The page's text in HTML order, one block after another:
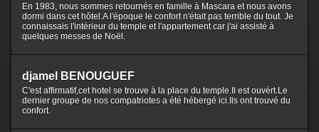
En 1983, nous sommes retournés en famille à Mascara et nous avons
dormi dans cet hôtel.A l'époque le confort n'était pas terrible du tout. Je
connaissais l'intérieur du temple et l'appartement car j'ai assisté à
quelques messes de Noël.
djamel BENOUGUEF
C'est affirmatif,cet hotel se trouve à la place du temple.Il est ouvèrt.Le
dernier groupe de nos compatriotes a été hébergé ici.Ils ont trouvé du
confort.